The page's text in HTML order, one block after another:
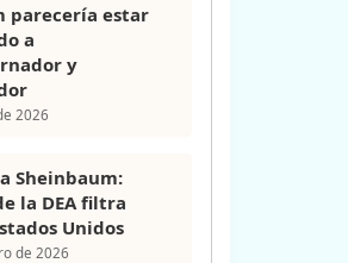
parecería estar
a
y
2026
Sheinbaum:
la DEA filtra
Unidos
de 2026